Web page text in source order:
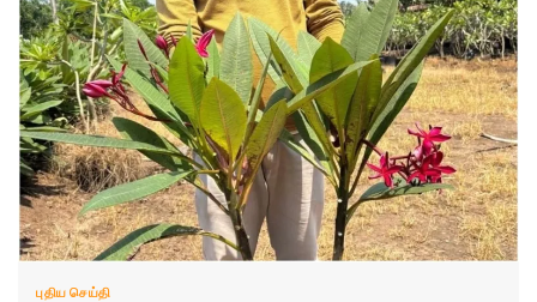
புதிய செய்தி